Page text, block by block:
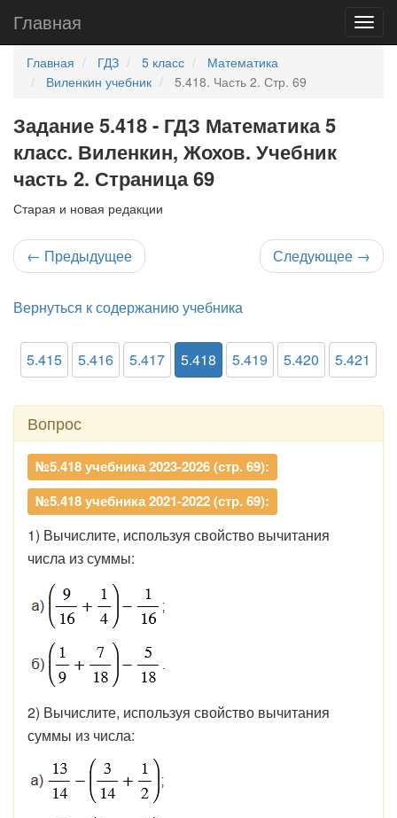
Главная
Главная ГДЗ 5 класс
Математика
Виленкин учебник
5.418. Часть 2. Стр. 69
Задание 5.418 - ГДЗ Математика 5
класс. Виленкин, Жохов. Учебник
часть 2. Страница 69
Старая и новая редакции
← Предыдущее Следующее →
Вернуться к содержанию учебника
5.415 5.416 5.417 5.418 5.419 5.420 5.421
Вопрос
№5.418 учебника 2023-2026 (стр. 69):
№5.418 учебника 2021-2022 (стр. 69):
1) Вычислите, используя свойство вычитания
числа из суммы:
2) Вычислите, используя свойство вычитания
суммы из числа: